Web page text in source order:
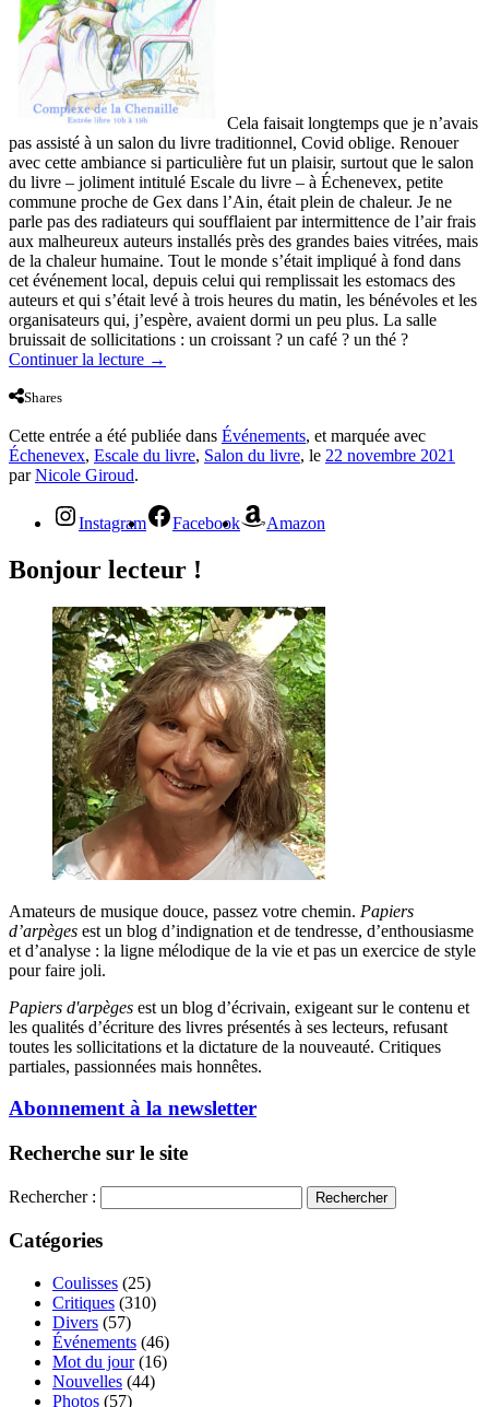
Cela faisait longtemps que je n’avais
pas assisté à un salon du livre traditionnel, Covid oblige. Renouer
avec cette ambiance si particulière fut un plaisir, surtout que le salon
du livre – joliment intitulé Escale du livre – à Échenevex, petite
commune proche de Gex dans l’Ain, était plein de chaleur. Je ne
parle pas des radiateurs qui soufflaient par intermittence de l’air frais
aux malheureux auteurs installés près des grandes baies vitrées, mais
de la chaleur humaine. Tout le monde s’était impliqué à fond dans
cet événement local, depuis celui qui remplissait les estomacs des
auteurs et qui s’était levé à trois heures du matin, les bénévoles et les
organisateurs qui, j’espère, avaient dormi un peu plus. La salle
bruissait de sollicitations : un croissant ? un café ? un thé ?
Continuer la lecture →
Shares
Cette entrée a été publiée dans Événements, et marquée avec
Échenevex, Escale du livre, Salon du livre, le 22 novembre 2021
parNicole Giroud.
Instagram Facebook Amazon
Bonjour lecteur !
Amateurs de musique douce, passez votre chemin. Papiers
d’arpèges est un blog d’indignation et de tendresse, d’enthousiasme
et d’analyse : la ligne mélodique de la vie et pas un exercice de style
pour faire joli.
Papiers d'arpèges est un blog d’écrivain, exigeant sur le contenu et
les qualités d’écriture des livres présentés à ses lecteurs, refusant
toutes les sollicitations et la dictature de la nouveauté. Critiques
partiales, passionnées mais honnêtes.
Abonnement à la newsletter
Recherche sur le site
Rechercher :
Catégories
Coulisses (25)
Critiques (310)
Divers (57)
Événements (46)
Mot du jour(16)
Nouvelles (44)
Photos (57)